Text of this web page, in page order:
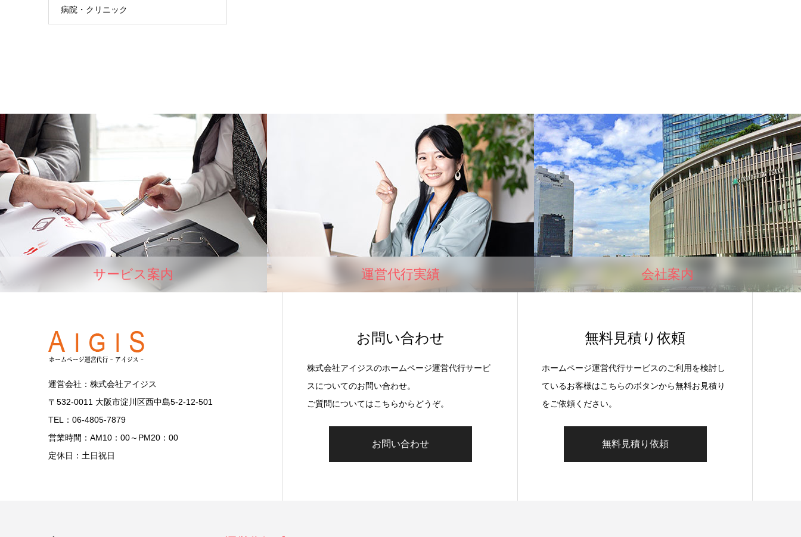
病院・クリニック
サービス案内 運営代行実績 会社案内
運営会社：株式会社アイジス
〒532-0011 大阪市淀川区西中島5-2-12-501
TEL：06-4805-7879
営業時間：AM10：00～PM20：00
定休日：土日祝日
お問い合わせ
株式会社アイジスのホームページ運営代行サービ
スについてのお問い合わせ。
ご質問についてはこちらからどうぞ。
お問い合わせ
無料見積り依頼
ホームページ運営代行サービスのご利用を検討し
ているお客様はこちらのボタンから無料お見積り
をご依頼ください。
無料見積り依頼